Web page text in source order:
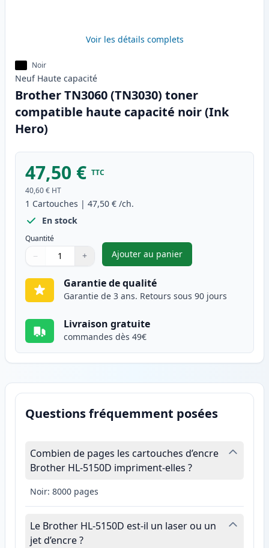
Voir les détails complets
Noir
Neuf Haute capacité
Brother TN3060 (TN3030) toner
compatible haute capacité noir (Ink
Hero)
47,50 € TTC
40,60 € HT
1 Cartouches | 47,50 € /ch.
En stock
Quantité
Quantité
Utilisez les boutons pour ajuster
− +
Quantité
Ajouter au panier
,Brother TN3060 (TN3030)
Garantie de qualité
Garantie de 3 ans. Retours sous 90 jours
Livraison gratuite
commandes dès 49€
Questions fréquemment posées
Combien de pages les cartouches d’encre
Brother HL-5150D impriment-elles ?
Noir: 8000 pages
Le Brother HL-5150D est-il un laser ou un
jet d’encre ?